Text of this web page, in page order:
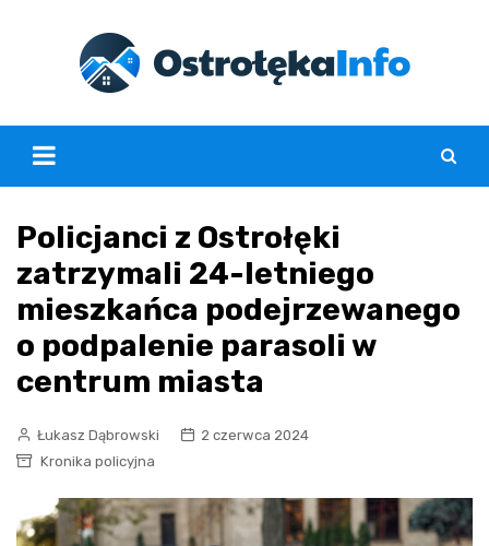
Policjanci z Ostrołęki
zatrzymali 24-letniego
mieszkańca podejrzewanego
o podpalenie parasoli w
centrum miasta
Łukasz Dąbrowski
2 czerwca 2024
Kronika policyjna